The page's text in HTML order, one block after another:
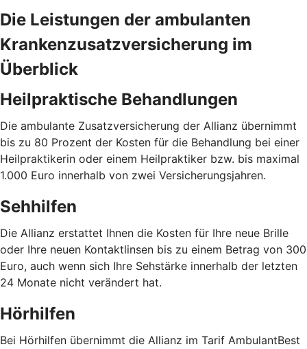
Die Leistungen der ambulanten
Krankenzusatzversicherung im
Überblick
Heilpraktische Behandlungen
Die ambulante Zusatzversicherung der Allianz übernimmt
bis zu 80 Prozent der Kosten für die Behandlung bei einer
Heilpraktikerin oder einem Heilpraktiker bzw. bis maximal
1.000 Euro innerhalb von zwei Versicherungsjahren.
Sehhilfen
Die Allianz erstattet Ihnen die Kosten für Ihre neue Brille
oder Ihre neuen Kontaktlinsen bis zu einem Betrag von 300
Euro, auch wenn sich Ihre Sehstärke innerhalb der letzten
24 Monate nicht verändert hat.
Hörhilfen
Bei Hörhilfen übernimmt die Allianz im Tarif AmbulantBest